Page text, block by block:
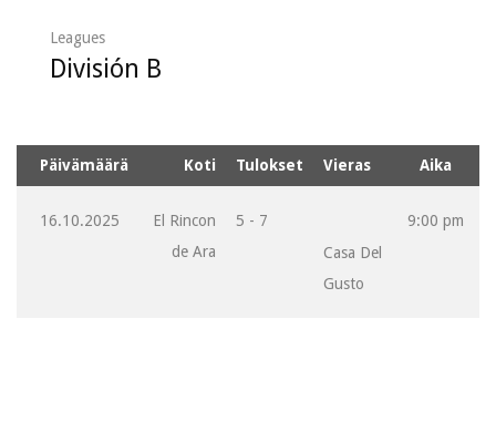
Leagues
División B
Päivämäärä Koti Tulokset Vieras Aika
16.10.2025
El Rincon
de Ara
5 - 7
Casa Del
Gusto
9:00 pm